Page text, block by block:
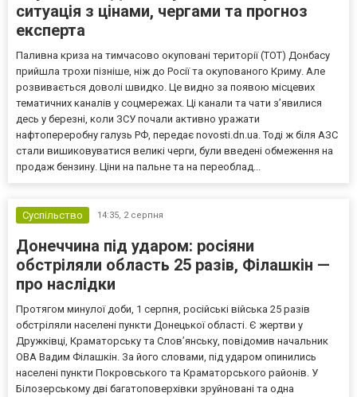
ситуація з цінами, чергами та прогноз
експерта
Паливна криза на тимчасово окуповані території (ТОТ) Донбасу
прийшла трохи пізніше, ніж до Росії та окупованого Криму. Але
розвивається доволі швидко. Це видно за появою місцевих
тематичних каналів у соцмережах. Ці канали та чати з’явилися
десь у березні, коли ЗСУ почали активно уражати
нафтопереробну галузь РФ, передає novosti.dn.ua. Тоді ж біля АЗС
стали вишиковуватися великі черги, були введені обмеження на
продаж бензину. Ціни на пальне та на переоблад...
Суспільство 14:35, 2 серпня
Донеччина під ударом: росіяни
обстріляли область 25 разів, Філашкін —
про наслідки
Протягом минулої доби, 1 серпня, російські війська 25 разів
обстріляли населені пункти Донецької області. Є жертви у
Дружківці, Краматорську та Слов’янську, повідомив начальник
ОВА Вадим Філашкін. За його словами, під ударом опинились
населені пункти Покровського та Краматорського районів. У
Білозерському дві багатоповерхівки зруйновані та одна